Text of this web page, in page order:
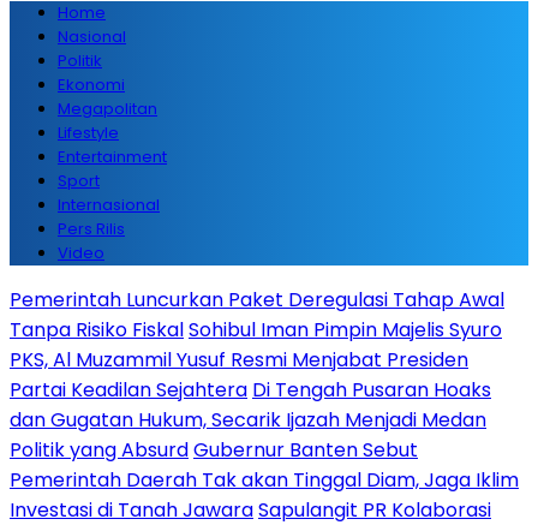
Home
Nasional
Politik
Ekonomi
Megapolitan
Lifestyle
Entertainment
Sport
Internasional
Pers Rilis
Video
Pemerintah Luncurkan Paket Deregulasi Tahap Awal
Tanpa Risiko FiskalSohibul Iman Pimpin Majelis Syuro
PKS, Al Muzammil Yusuf Resmi Menjabat Presiden
Partai Keadilan Sejahtera Di Tengah Pusaran Hoaks
dan Gugatan Hukum, Secarik Ijazah Menjadi Medan
Politik yang AbsurdGubernur Banten Sebut
Pemerintah Daerah Tak akan Tinggal Diam, Jaga Iklim
Investasi di Tanah JawaraSapulangit PR Kolaborasi